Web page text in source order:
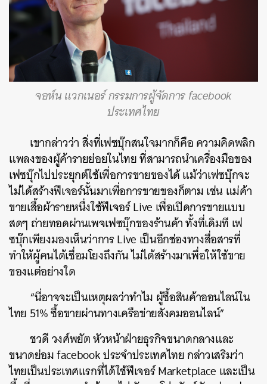
จอห์น แวกเนอร์ กรรมการผู้จัดการ facebook
ประเทศไทย
เขากล่าวว่า สิ่งที่เฟซบุ๊กสนใจมากก็คือ ความคิดพลิก
แพลงของผู้ค้ารายย่อยในไทย ที่สามารถนำเครื่องมือของ
เฟซบุ๊กไปประยุกต์ใช้เพื่อการขายของได้ แม้ว่าเฟซบุ๊กจะ
ไม่ได้สร้างฟีเจอร์นั้นมาเพื่อการขายของก็ตาม เช่น แม่ค้า
ขายเสื้อผ้ารายหนึ่งใช้ฟีเจอร์ Live เพื่อเปิดการขายแบบ
สดๆ ถ่ายทอดผ่านเพจเฟซบุ๊กของร้านค้า ทั้งที่เดิมที เฟ
ซบุ๊กเพียงมองเห็นว่าการ Live เป็นอีกช่องทางสื่อสารที่
ทำให้ผู้คนได้เชื่อมโยงถึงกัน ไม่ได้สร้างมาเพื่อให้ใช้ขาย
ของแต่อย่างใด
“นี่อาจจะเป็นเหตุผลว่าทำไม ผู้ซื้อสินค้าออนไลน์ใน
ไทย 51% ซื้อขายผ่านทางเครือข่ายสังคมออนไลน์”
ชวดี วงศ์พยัต หัวหน้าฝ่ายธุรกิจขนาดกลางและ
ขนาดย่อม facebook ประจำประเทศไทย กล่าวเสริมว่า
ไทยเป็นประเทศแรกที่ได้ใช้ฟีเจอร์ Marketplace และเป็น